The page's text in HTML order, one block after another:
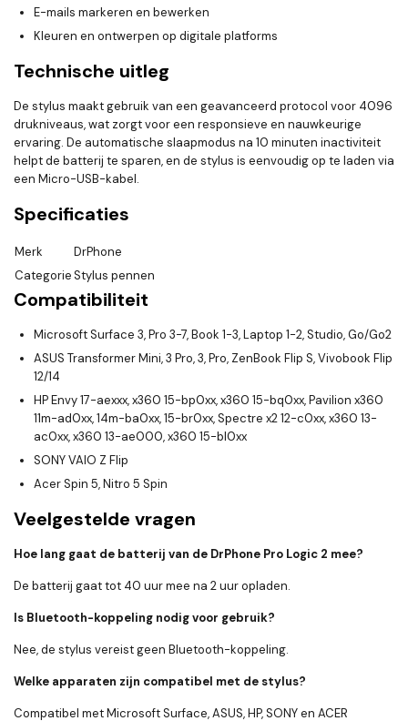
E-mails markeren en bewerken
Kleuren en ontwerpen op digitale platforms
Technische uitleg
De stylus maakt gebruik van een geavanceerd protocol voor 4096
drukniveaus, wat zorgt voor een responsieve en nauwkeurige
ervaring. De automatische slaapmodus na 10 minuten inactiviteit
helpt de batterij te sparen, en de stylus is eenvoudig op te laden via
een Micro-USB-kabel.
Specificaties
Merk
DrPhone
CategorieStylus pennen
Compatibiliteit
Microsoft Surface 3, Pro 3-7, Book 1-3, Laptop 1-2, Studio, Go/Go2
ASUS Transformer Mini, 3 Pro, 3, Pro, ZenBook Flip S, Vivobook Flip
12/14
HP Envy 17-aexxx, x360 15-bp0xx, x360 15-bq0xx, Pavilion x360
11m-ad0xx, 14m-ba0xx, 15-br0xx, Spectre x2 12-c0xx, x360 13-
ac0xx, x360 13-ae000, x360 15-bl0xx
SONY VAIO Z Flip
Acer Spin 5, Nitro 5 Spin
Veelgestelde vragen
Hoe lang gaat de batterij van de DrPhone Pro Logic 2 mee?
De batterij gaat tot 40 uur mee na 2 uur opladen.
Is Bluetooth-koppeling nodig voor gebruik?
Nee, de stylus vereist geen Bluetooth-koppeling.
Welke apparaten zijn compatibel met de stylus?
Compatibel met Microsoft Surface, ASUS, HP, SONY en ACER